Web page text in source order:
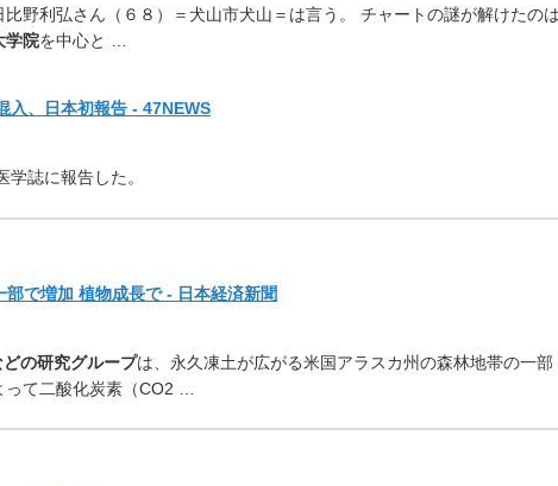
野利弘さん（６８）＝犬山市犬山＝は言う。 チャートの謎が解けたの
学院を中心と …
入、日本初報告 - 47NEWS
誌に報告した。
で増加 植物成長で - 日本経済新聞
の研究グループは、 永久凍土が広がる米国アラスカ州の森林地帯の一部
て二酸化炭素（CO2 …